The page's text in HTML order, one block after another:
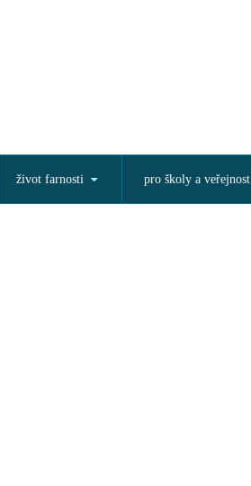
život farnosti pro školy a veřejnost